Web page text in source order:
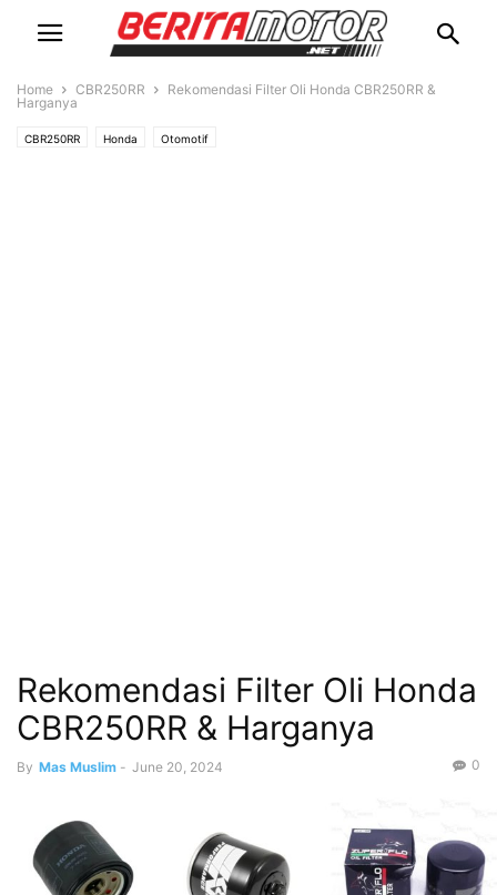
Home CBR250RR
Rekomendasi Filter Oli Honda CBR250RR &
Harganya
CBR250RR Honda Otomotif
Rekomendasi Filter Oli Honda
CBR250RR & Harganya
By Mas Muslim - June 20, 2024 0